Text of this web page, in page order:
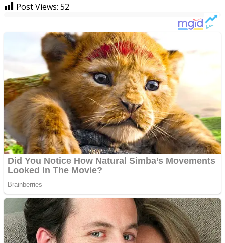
Post Views: 52